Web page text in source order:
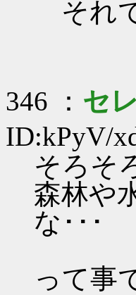
それ
346 ： セ
ID:kPyV/
そろそ
森林や
な･･･
って事